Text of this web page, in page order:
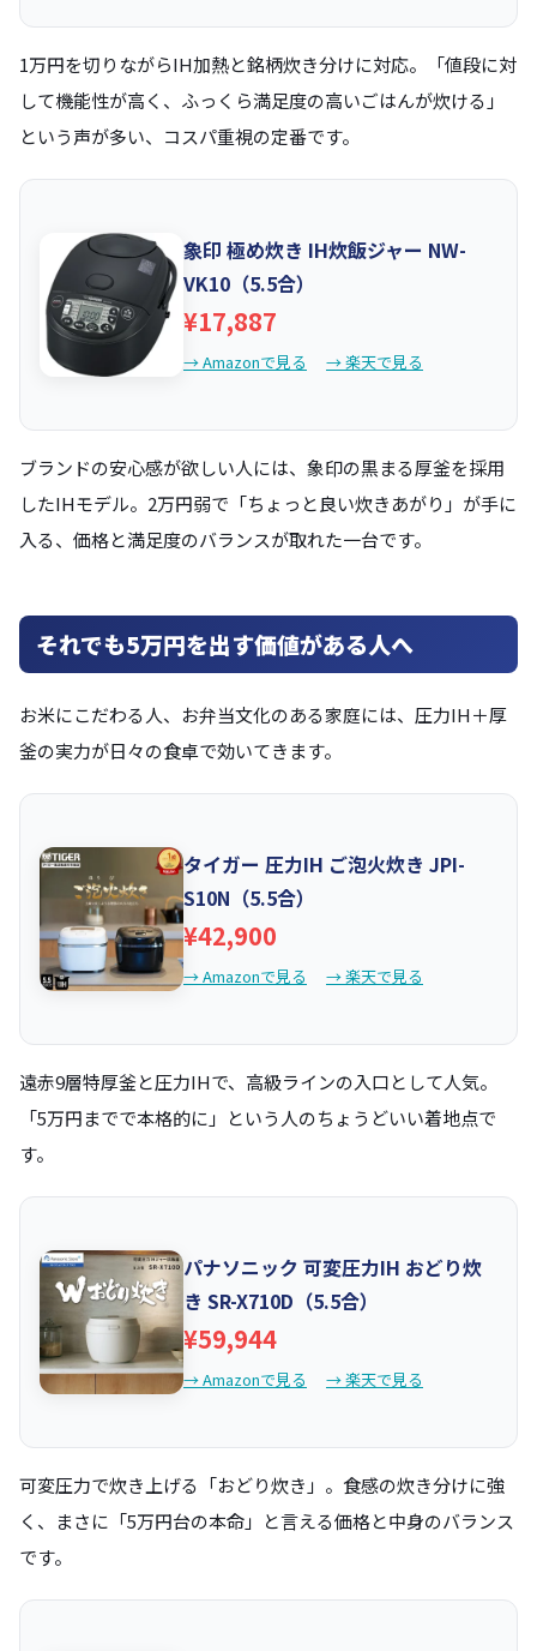
1万円を切りながらIH加熱と銘柄炊き分けに対応。「値段に対
して機能性が高く、ふっくら満足度の高いごはんが炊ける」
という声が多い、コスパ重視の定番です。
象印 極め炊き IH炊飯ジャー NW-
VK10（5.5合）
¥17,887
→ Amazonで見る → 楽天で見る
ブランドの安心感が欲しい人には、象印の黒まる厚釜を採用
したIHモデル。2万円弱で「ちょっと良い炊きあがり」が手に
入る、価格と満足度のバランスが取れた一台です。
それでも5万円を出す価値がある人へ
お米にこだわる人、お弁当文化のある家庭には、圧力IH＋厚
釜の実力が日々の食卓で効いてきます。
タイガー 圧力IH ご泡火炊き JPI-
S10N（5.5合）
¥42,900
→ Amazonで見る → 楽天で見る
遠赤9層特厚釜と圧力IHで、高級ラインの入口として人気。
「5万円までで本格的に」という人のちょうどいい着地点で
す。
パナソニック 可変圧力IH おどり炊
き SR-X710D（5.5合）
¥59,944
→ Amazonで見る → 楽天で見る
可変圧力で炊き上げる「おどり炊き」。食感の炊き分けに強
く、まさに「5万円台の本命」と言える価格と中身のバランス
です。